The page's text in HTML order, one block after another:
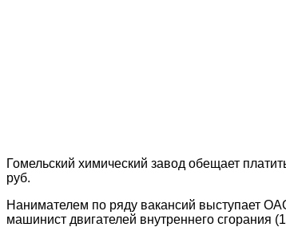
Гомельский химический завод обещает
руб.
Нанимателем по ряду вакансий выступает
машинист двигателей внутреннего сгорания